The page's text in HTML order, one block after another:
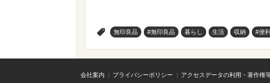
無印良品 #無印良品 暮らし 生活 収納 #便
会社案内 プライバシーポリシー アクセスデータの利用・著作権